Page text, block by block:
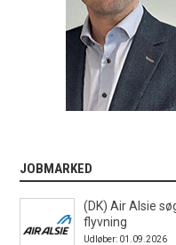
JOBMARKED
(DK) Air Alsie
flyvning
Udløber: 01.09.2026